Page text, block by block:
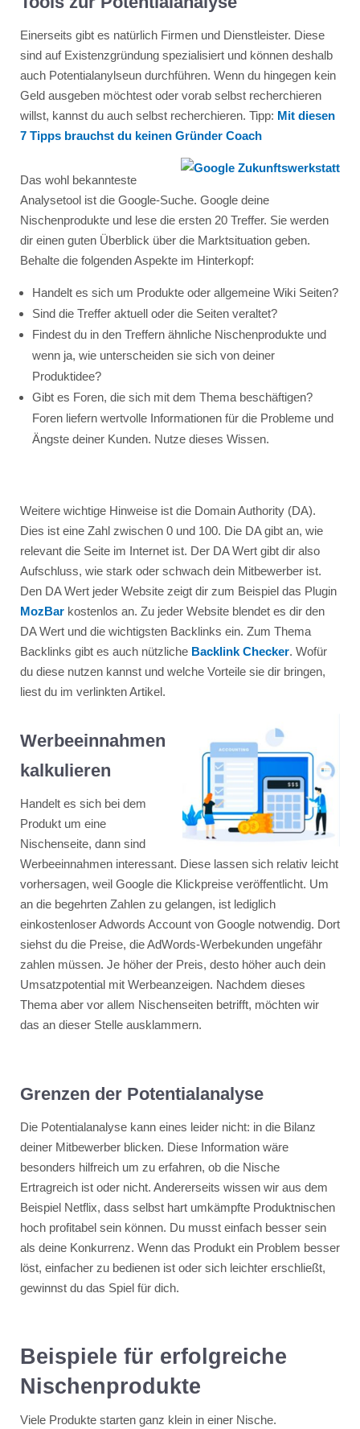
Einerseits gibt es natürlich Firmen und Dienstleister. Diese
sind auf Existenzgründung spezialisiert und können deshalb
auch Potentialanylseun durchführen. Wenn du hingegen kein
Geld ausgeben möchtest oder vorab selbst recherchieren
willst, kannst du auch selbst recherchieren. Tipp: Mit diesen
7 Tipps brauchst du keinen Gründer Coach
Das wohl bekannteste
Analysetool ist die Google-Suche. Google deine
Nischenprodukte und lese die ersten 20 Treffer. Sie werden
dir einen guten Überblick über die Marktsituation geben.
Behalte die folgenden Aspekte im Hinterkopf:
Handelt es sich um Produkte oder allgemeine Wiki Seiten?
Sind die Treffer aktuell oder die Seiten veraltet?
Findest du in den Treffern ähnliche Nischenprodukte und
wenn ja, wie unterscheiden sie sich von deiner
Produktidee?
Gibt es Foren, die sich mit dem Thema beschäftigen?
Foren liefern wertvolle Informationen für die Probleme und
Ängste deiner Kunden. Nutze dieses Wissen.
Weitere wichtige Hinweise ist die Domain Authority (DA).
Dies ist eine Zahl zwischen 0 und 100. Die DA gibt an, wie
relevant die Seite im Internet ist. Der DA Wert gibt dir also
Aufschluss, wie stark oder schwach dein Mitbewerber ist.
Den DA Wert jeder Website zeigt dir zum Beispiel das Plugin
MozBarkostenlos an. Zu jeder Website blendet es dir den
DA Wert und die wichtigsten Backlinks ein. Zum Thema
Backlinks gibt es auch nützliche Backlink Checker. Wofür
du diese nutzen kannst und welche Vorteile sie dir bringen,
liest du im verlinkten Artikel.
Werbeeinnahmen
kalkulieren
Handelt es sich bei dem
Produkt um eine
Nischenseite, dann sind
Werbeeinnahmen interessant. Diese lassen sich relativ leicht
vorhersagen, weil Google die Klickpreise veröffentlicht. Um
an die begehrten Zahlen zu gelangen, ist lediglich
einkostenloser Adwords Account von Google notwendig. Dort
siehst du die Preise, die AdWords-Werbekunden ungefähr
zahlen müssen. Je höher der Preis, desto höher auch dein
Umsatzpotential mit Werbeanzeigen. Nachdem dieses
Thema aber vor allem Nischenseiten betrifft, möchten wir
das an dieser Stelle ausklammern.
Grenzen der Potentialanalyse
Die Potentialanalyse kann eines leider nicht: in die Bilanz
deiner Mitbewerber blicken. Diese Information wäre
besonders hilfreich um zu erfahren, ob die Nische
Ertragreich ist oder nicht. Andererseits wissen wir aus dem
Beispiel Netflix, dass selbst hart umkämpfte Produktnischen
hoch profitabel sein können. Du musst einfach besser sein
als deine Konkurrenz. Wenn das Produkt ein Problem besser
löst, einfacher zu bedienen ist oder sich leichter erschließt,
gewinnst du das Spiel für dich.
Beispiele für erfolgreiche
Nischenprodukte
Viele Produkte starten ganz klein in einer Nische.